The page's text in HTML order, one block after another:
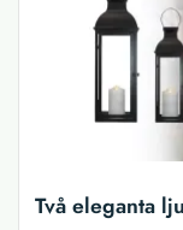
Två eleganta